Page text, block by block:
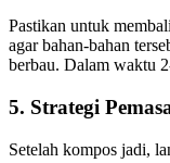
Pastikan untuk
agar bahan-bahan
berbau. Dalam waktu
5. Strategi
Setelah kompos jadi,